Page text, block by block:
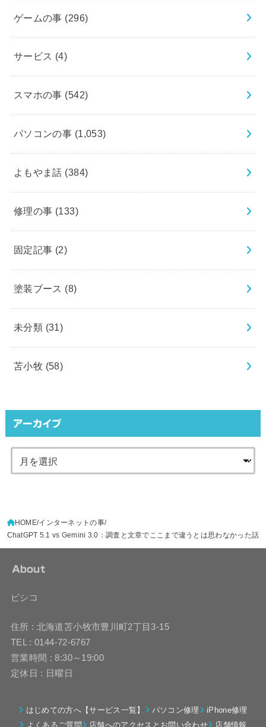
ゲームの事 (296)
サービス (4)
スマホの事 (542)
パソコンの事 (1,053)
よもやま話 (384)
修理の事 (133)
固定記事 (2)
塗装ブース (8)
未分類 (31)
苫小牧 (58)
アーカイブ
HOME インターネットの事
ChatGPT 5.1 vs Gemini 3.0：調査と文章でここまで違うとは思わなかった話
About
ピシコ
住所 : 北海道苫小牧市豊川町2丁目3-15
TEL : 0144-72-6767
営業時間 : 8:30～19:00
定休日 : 日曜日
はじめての方へ【サービス一覧】 パソコン修理
iPhone修理
よくあるご質問
店舗へのアクセスとお問い合わせ 店舗情報